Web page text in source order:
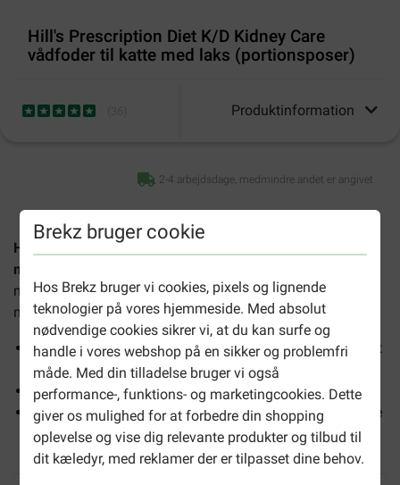
Brekz bruger cookie
Hos Brekz bruger vi cookies, pixels og lignende
teknologier på vores hjemmeside. Med absolut
nødvendige cookies sikrer vi, at du kan surfe og
handle i vores webshop på en sikker og problemfri
måde. Med din tilladelse bruger vi også
performance-, funktions- og marketingcookies. Dette
giver os mulighed for at forbedre din shopping
oplevelse og vise dig relevante produkter og tilbud til
dit kæledyr, med reklamer der er tilpasset dine behov.
Hill's Prescription Diet K/D Kidney Care
vådfoder til katte med laks (portionsposer)
Produktinformation
2-4 arbejdsdage, medmindre andet er angivet
Hill's Prescription Diet K/D Kidney Care vådfoder til katte
med laks
nyresygdom, som for eksempel midlertidig eller kronisk
nyresvigt.
Klinisk dokumenteret ernæring der giver øget livskvalitet
og forlænger dit forhold til din kat
Hjælper med at beskytte vital nyrefunktion
Med essentielle aminosyrer der hjælper med at opbygge
og bevare muskelmasse